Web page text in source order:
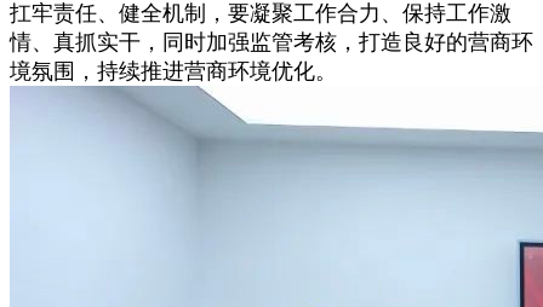
扛牢责任、健全机制，要凝聚工作合力、保持工作激
情、真抓实干，同时加强监管考核，打造良好的营商环
境氛围，持续推进营商环境优化。